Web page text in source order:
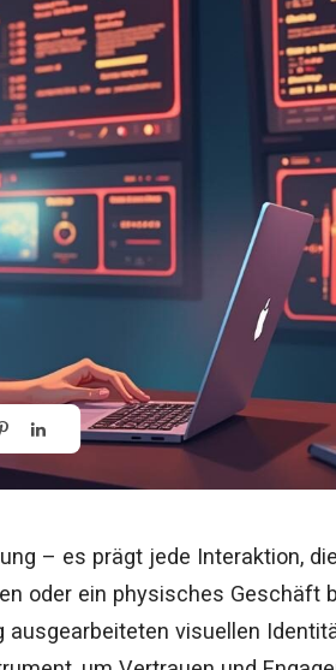
– es prägt jede Interaktion,
oder ein physisches Geschäft
visuellen